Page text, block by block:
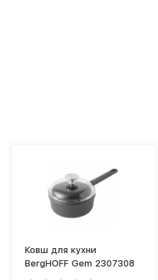
Ковш для кухни
BergHOFF Gem 2307308